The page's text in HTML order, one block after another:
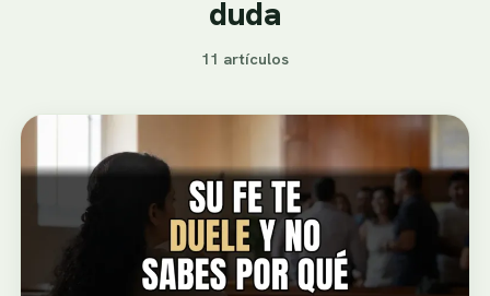
duda
11 artículos